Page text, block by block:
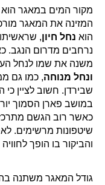
מקור המים במאגר
המזינה את המאגר
הוא נחל חיון,
משנה את שמו לנחל
ונחל מנוחה, כמו גם
שבירדן. חשוב לציין
כאשר רוב הגשם
שיטפונות מרשימים.
והביקור בו הופך
גודל המאגר משתנה